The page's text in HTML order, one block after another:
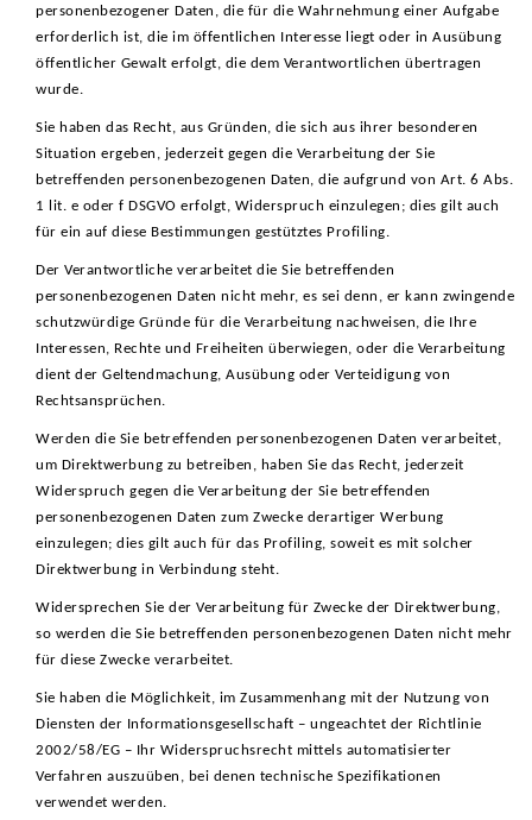
personenbezogener Daten, die für die Wahrnehmung einer Aufgabe
erforderlich ist, die im öffentlichen Interesse liegt oder in Ausübung
öffentlicher Gewalt erfolgt, die dem Verantwortlichen übertragen
wurde.
Sie haben das Recht, aus Gründen, die sich aus ihrer besonderen
Situation ergeben, jederzeit gegen die Verarbeitung der Sie
betreffenden personenbezogenen Daten, die aufgrund von Art. 6 Abs.
1 lit. e oder f DSGVO erfolgt, Widerspruch einzulegen; dies gilt auch
für ein auf diese Bestimmungen gestütztes Profiling.
Der Verantwortliche verarbeitet die Sie betreffenden
personenbezogenen Daten nicht mehr, es sei denn, er kann zwingende
schutzwürdige Gründe für die Verarbeitung nachweisen, die Ihre
Interessen, Rechte und Freiheiten überwiegen, oder die Verarbeitung
dient der Geltendmachung, Ausübung oder Verteidigung von
Rechtsansprüchen.
Werden die Sie betreffenden personenbezogenen Daten verarbeitet,
um Direktwerbung zu betreiben, haben Sie das Recht, jederzeit
Widerspruch gegen die Verarbeitung der Sie betreffenden
personenbezogenen Daten zum Zwecke derartiger Werbung
einzulegen; dies gilt auch für das Profiling, soweit es mit solcher
Direktwerbung in Verbindung steht.
Widersprechen Sie der Verarbeitung für Zwecke der Direktwerbung,
so werden die Sie betreffenden personenbezogenen Daten nicht mehr
für diese Zwecke verarbeitet.
Sie haben die Möglichkeit, im Zusammenhang mit der Nutzung von
Diensten der Informationsgesellschaft – ungeachtet der Richtlinie
2002/58/EG – Ihr Widerspruchsrecht mittels automatisierter
Verfahren auszuüben, bei denen technische Spezifikationen
verwendet werden.